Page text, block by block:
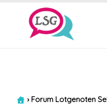
› Forum Lotgenoten